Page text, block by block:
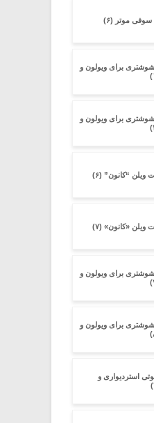
سوفی موتر (۶)
برای ویولون و
برای ویولون و
ویلن “کانون” (۶)
ویلن «کانون» (۷)
برای ویولون و
برای ویولون و
استردیواری و